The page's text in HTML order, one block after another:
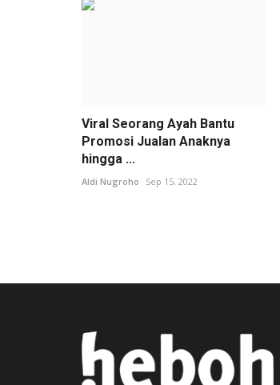
Viral Seorang Ayah Bantu
Promosi Jualan Anaknya
hingga ...
Aldi Nugroho Sep 15, 2022